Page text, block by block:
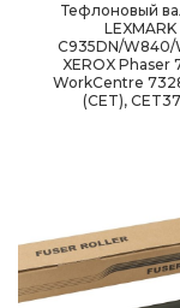
Тефлоновый
LEXMARK
C935DN/W840/
XEROX Phaser
WorkCentre
(CET),